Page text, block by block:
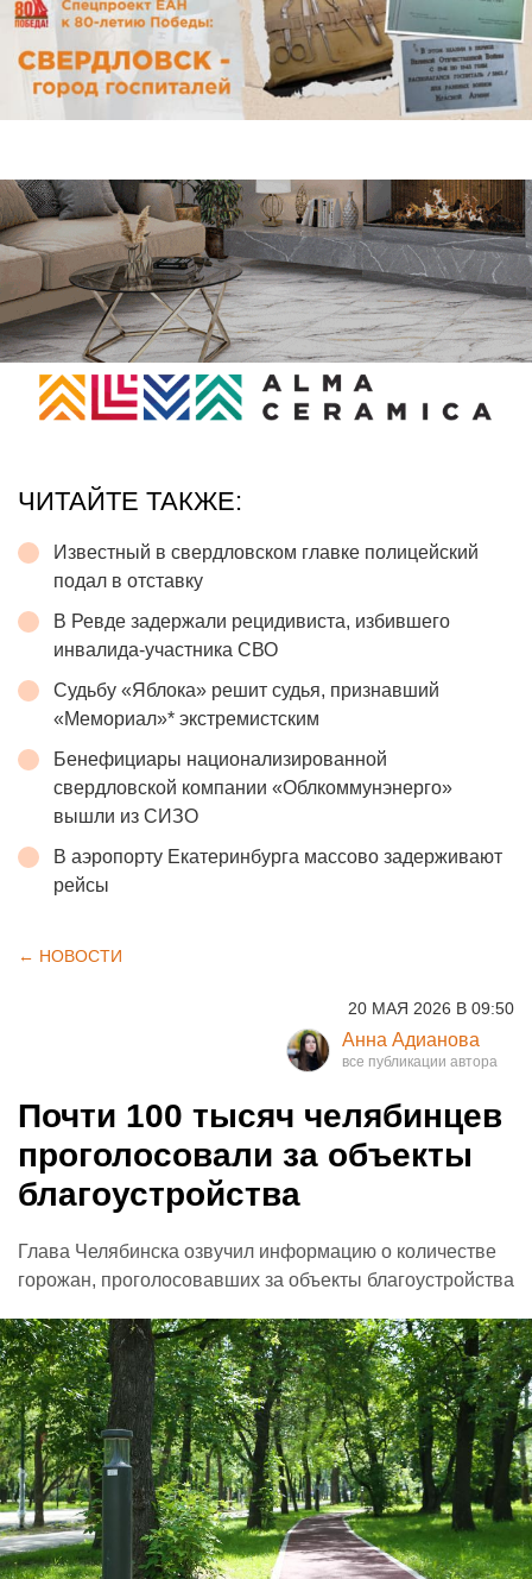
ЧИТАЙТЕ ТАКЖЕ:
Известный в свердловском главке полицейский
подал в отставку
В Ревде задержали рецидивиста, избившего
инвалида-участника СВО
Судьбу «Яблока» решит судья, признавший
«Мемориал»* экстремистским
Бенефициары национализированной
свердловской компании «Облкоммунэнерго»
вышли из СИЗО
В аэропорту Екатеринбурга массово задерживают
рейсы
← НОВОСТИ
20 МАЯ 2026 В 09:50
Анна Адианова
Почти 100 тысяч челябинцев
проголосовали за объекты
благоустройства
Глава Челябинска озвучил информацию о количестве
горожан, проголосовавших за объекты благоустройства